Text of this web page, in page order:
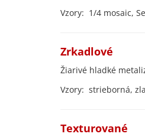
Vzory: 1/4 mosaic,
Žiarivé hladké
Vzory: strieborná,